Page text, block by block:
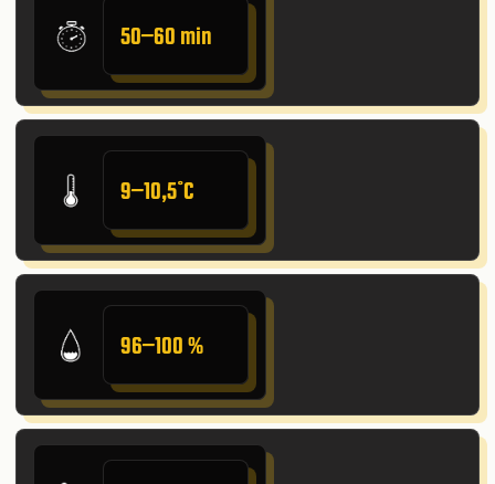
50–60 min
9–10,5˚C
96–100 %